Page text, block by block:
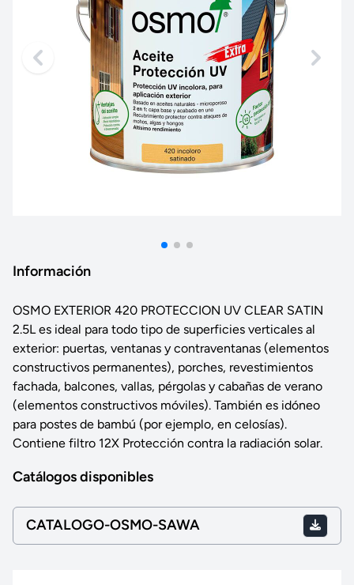
Información
OSMO EXTERIOR 420 PROTECCION UV CLEAR SATIN
2.5L es ideal para todo tipo de superficies verticales al
exterior: puertas, ventanas y contraventanas (elementos
constructivos permanentes), porches, revestimientos
fachada, balcones, vallas, pérgolas y cabañas de verano
(elementos constructivos móviles). También es idóneo
para postes de bambú (por ejemplo, en celosías).
Contiene filtro 12X Protección contra la radiación solar.
Catálogos disponibles
CATALOGO-OSMO-SAWA